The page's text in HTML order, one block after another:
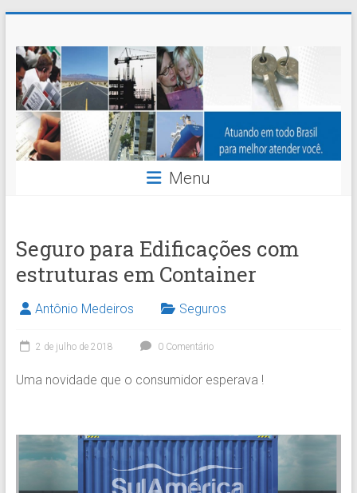
content
Nossaseg
Administração
e
Corretagem
de
Ltda.
Menu
Seguro para Edificações com
estruturas em Container
Antônio Medeiros Seguros
2 de julho de 2018 0 Comentário
Uma novidade que o consumidor esperava !